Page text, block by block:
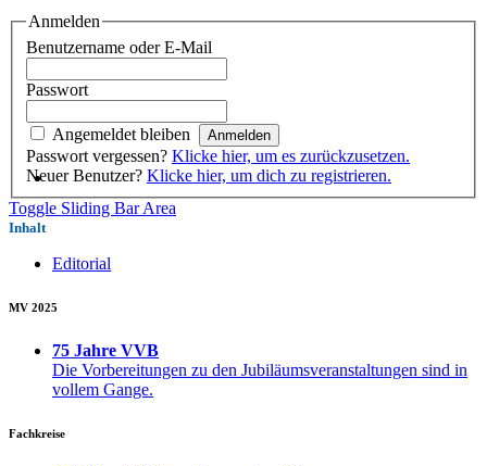
Anmelden
Benutzername oder E-Mail
Passwort
Angemeldet bleiben
Passwort vergessen? Klicke hier, um es zurückzusetzen.
Neuer Benutzer? Klicke hier, um dich zu registrieren.
Toggle Sliding Bar Area
Inhalt
Editorial
MV 2025
75 Jahre VVB
Die Vorbereitungen zu den Jubiläumsveranstaltungen sind in
vollem Gange.
Fachkreise